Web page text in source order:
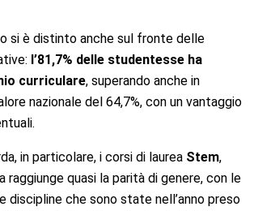
si è distinto anche sul fronte delle
l’81,7% delle studentesse ha
curriculare, superando anche in
nazionale del 64,7%, con un vantaggio
in particolare, i corsi di laurea Stem,
raggiunge quasi la parità di genere, con le
discipline che sono state nell’anno preso